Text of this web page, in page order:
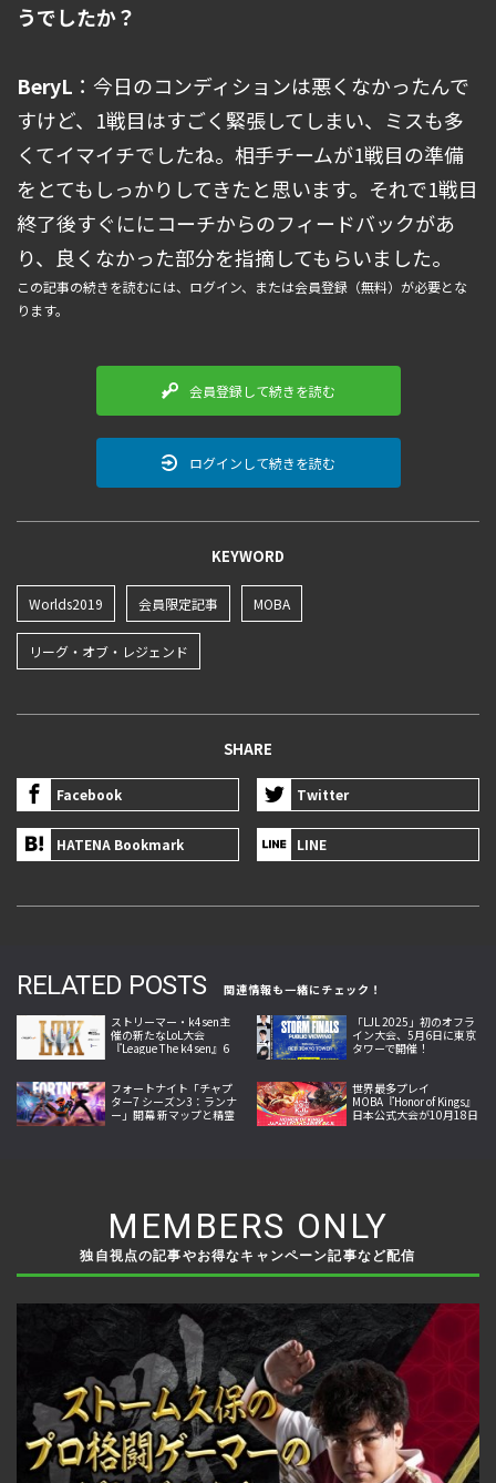
うでしたか？
BeryL ：今日のコンディションは悪くなかったんで
すけど、1戦目はすごく緊張してしまい、ミスも多
くてイマイチでしたね。相手チームが1戦目の準備
をとてもしっかりしてきたと思います。それで1戦目
終了後すぐににコーチからのフィードバックがあ
り、良くなかった部分を指摘してもらいました。
この記事の続きを読むには、ログイン、または会員登録（無料）が必要とな
ります。
会員登録して続きを読む
ログインして続きを読む
KEYWORD
Worlds2019 会員限定記事 MOBA
リーグ・オブ・レジェンド
SHARE
Facebook Twitter
HATENA Bookmark LINE
RELATED POSTS
関連情報も一緒にチェック！
ストリーマー・k4sen主
催の新たなLoL大会
『League The k4sen』6
「LJL 2025」初のオフラ
イン大会、5月6日に東京
タワーで開催！
フォートナイト「チャプ
ター7 シーズン3：ランナ
ー」開幕 新マップと精霊
世界最多プレイ
MOBA『Honor of Kings』
日本公式大会が10月18日
MEMBERS ONLY
独自視点の記事やお得なキャンペーン記事など配信